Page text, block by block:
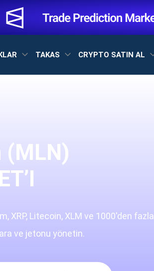
TAKAS CRYPTO SATIN AL
(MLN)
XRP, Litecoin, XLM ve 1000'den fazla
ve jetonu yönetin.